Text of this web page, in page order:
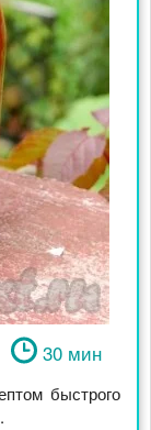
30 мин
быстрого